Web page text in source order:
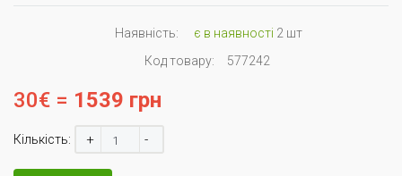
Наявність: є в наявності 2 шт
Код товару:
577242
30€ = 1539 грн
Кількість: + -